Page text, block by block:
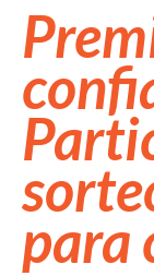
para